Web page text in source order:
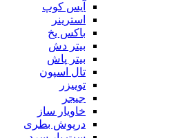
آیس کوپ
استرینر
باکس یخ
بیتر دش
بیتر پاش
تال اسپون
توییزر
جیجر
خاویار ساز
درپوش بطری